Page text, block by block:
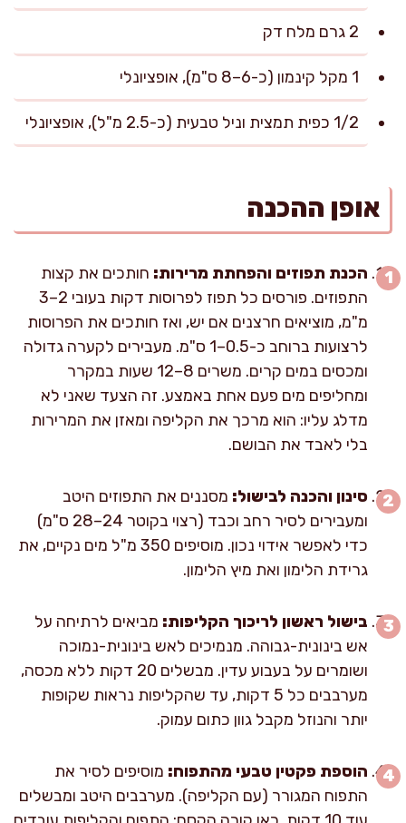
2 גרם מלח דק
1 מקל קינמון (כ-6–8 ס"מ), אופציונלי
1/2 כפית תמצית וניל טבעית (כ-2.5 מ"ל), אופציונלי
אופן ההכנה
הכנת תפוזים והפחתת מרירות: חותכים את קצות
התפוזים. פורסים כל תפוז לפרוסות דקות בעובי 2–3
מ"מ, מוציאים חרצנים אם יש, ואז חותכים את הפרוסות
לרצועות ברוחב כ-0.5–1 ס"מ. מעבירים לקערה גדולה
ומכסים במים קרים. משרים 8–12 שעות במקרר
ומחליפים מים פעם אחת באמצע. זה הצעד שאני לא
מדלג עליו: הוא מרכך את הקליפה ומאזן את המרירות
בלי לאבד את הבושם.
סינון והכנה לבישול: מסננים את התפוזים היטב
ומעבירים לסיר רחב וכבד (רצוי בקוטר 24–28 ס"מ)
כדי לאפשר אידוי נכון. מוסיפים 350 מ"ל מים נקיים, את
גרידת הלימון ואת מיץ הלימון.
בישול ראשון לריכוך הקליפות: מביאים לרתיחה על
אש בינונית-גבוהה. מנמיכים לאש בינונית-נמוכה
ושומרים על בעבוע עדין. מבשלים 20 דקות ללא מכסה,
מערבבים כל 5 דקות, עד שהקליפות נראות שקופות
יותר והנוזל מקבל גוון כתום עמוק.
הוספת פקטין טבעי מהתפוח: מוסיפים לסיר את
התפוח המגורר (עם הקליפה). מערבבים היטב ומבשלים